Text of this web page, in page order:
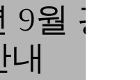
9월 광